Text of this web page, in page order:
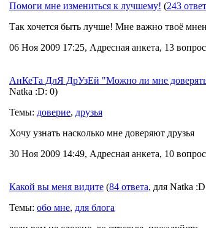
Помоги мне измениться к лучшему! (243
Так хочется быть лучше! Мне важно твоё
06 Ноя 2009 17:25, Адресная анкета, 13
АнКеТа ДлЯ ДрУзЕй "Можно ли мне
Natka :D: 0)
Темы: доверие, друзья
Хочу узнать насколько мне доверяют друзья
30 Ноя 2009 14:49, Адресная анкета, 10
Какой вы меня видите (84 ответа, для Natka
Темы: обо мне, для блога